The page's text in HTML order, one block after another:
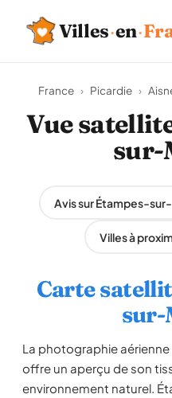
Villes·en·
France › Picardie ›
Vue
sur-
Avis sur Étampes-
Villes à
Carte
sur-
La photographie
offre un aperçu de son
environnement naturel.